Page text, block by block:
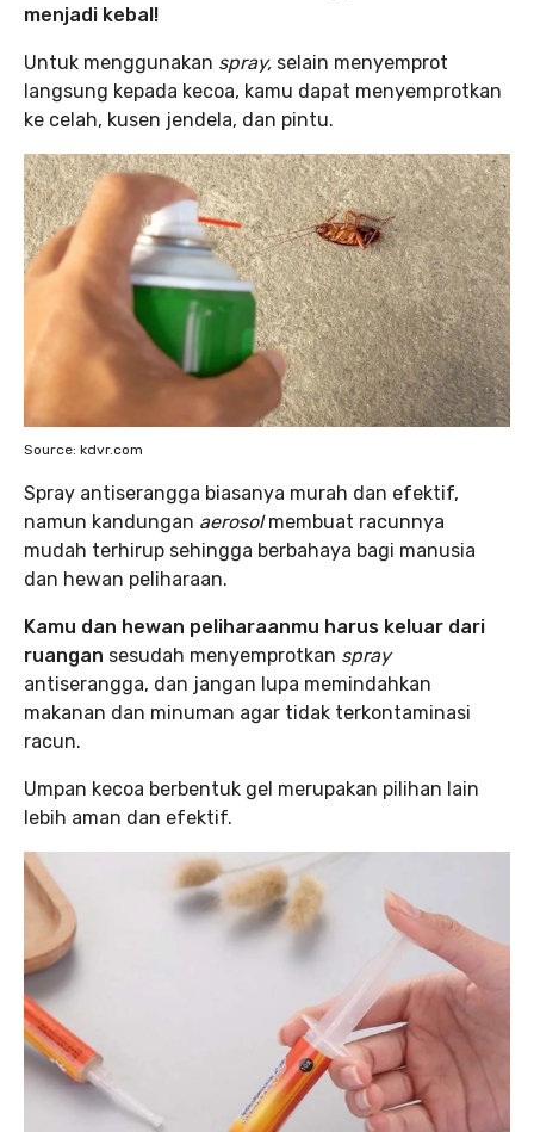
menjadi kebal!
Untuk menggunakan spray, selain menyemprot
langsung kepada kecoa, kamu dapat menyemprotkan
ke celah, kusen jendela, dan pintu.
Source: kdvr.com
Spray antiserangga biasanya murah dan efektif,
namun kandungan aerosolmembuat racunnya
mudah terhirup sehingga berbahaya bagi manusia
dan hewan peliharaan.
Kamu dan hewan peliharaanmu harus keluar dari
ruangan sesudah menyemprotkan spray
antiserangga, dan jangan lupa memindahkan
makanan dan minuman agar tidak terkontaminasi
racun.
Umpan kecoa berbentuk gel merupakan pilihan lain
lebih aman dan efektif.